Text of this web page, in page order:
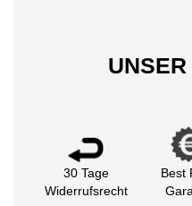
30 Tage
Widerrufsrecht
Best